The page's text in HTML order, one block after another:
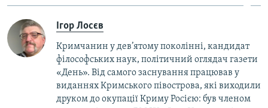
Ігор Лосєв
Кримчанин у дев’ятому поколінні, кандидат
філософських наук, політичний оглядач газети
«День». Від самого заснування працював у
виданнях Кримського півострова, які виходили
друком до окупації Криму Росією: був членом